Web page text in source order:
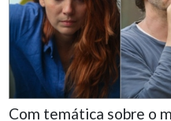
Com temática sobre o